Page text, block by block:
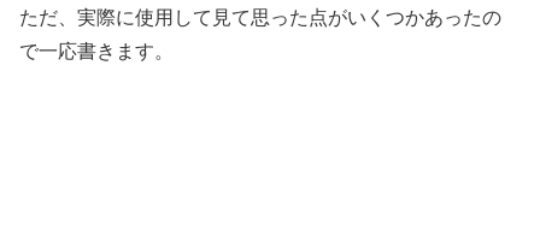
ただ、実際に使用して見て思った点がいくつかあったの
で一応書きます。